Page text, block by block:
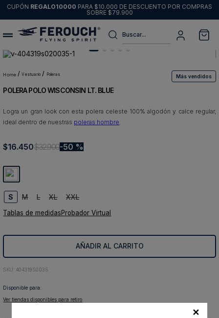
CUPÓN REGALO10000 PARA $10.000 DE DESCUENTO POR COMPRAS
SOBRE $79.900
Buscar...
vestuario poleras Más vendidos
POLERA POLO WISCONSIN LT. BLUE
Logra un gran look con esta polera celeste 100% algodón y calce regular,
ideal dentro de nuestras poleras hombre.
$16.450$32.900 50 %
S M L XL XXL
Tablas de medidasProbador Virtual
AÑADIR AL CARRITO
: 404319S0035
Disponible para:
Ver tiendas disponibles para retiro
✕
1.
sweater
2.
chaquetas
3.
pantalon
5.
chaqueta cuero
7.
8
chaqueta
9.
poleron